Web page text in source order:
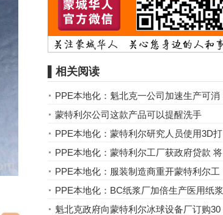
▌相关阅读
PPE本地化：魁北克一公司加速生产可消
毒杀菌重复使用的口罩 ...
蒙特利尔公司这款产品可以提醒洗手
PPE本地化：蒙特利尔研究人员使用3D打
印机制造医疗器材
PPE本地化：蒙特利尔工厂获政府贷款 将
生产数千万口罩
PPE本地化：服装制造商重开蒙特利尔工
厂 制造手术服
PPE本地化：BC纸浆厂加倍生产医用纸浆
出口美国
魁北克政府向蒙特利尔冰球设备厂订购30